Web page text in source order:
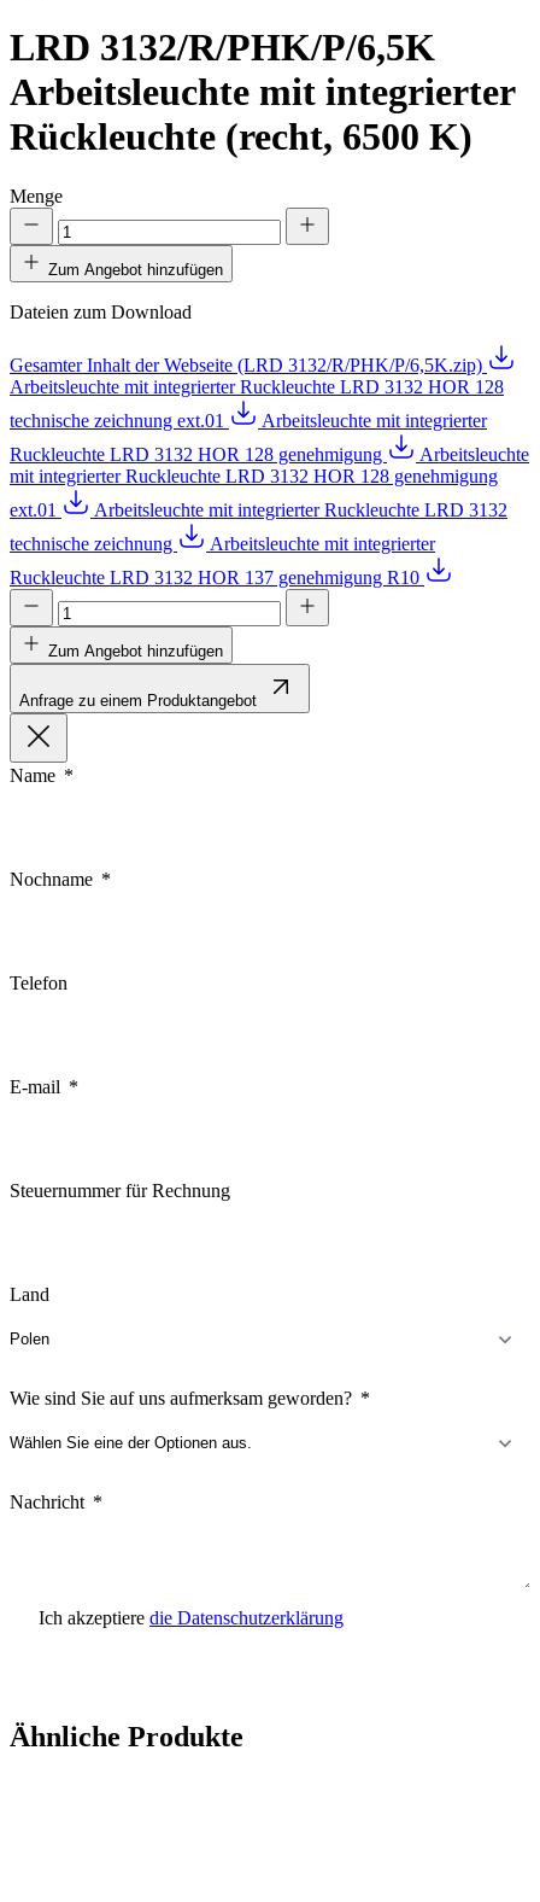
LRD 3132/R/PHK/P/6,5K
Arbeitsleuchte mit integrierter
Rückleuchte (recht, 6500 K)
Menge
Zum Angebot hinzufügen
Dateien zum Download
Gesamter Inhalt der Webseite (LRD 3132/R/PHK/P/6,5K.zip)
Arbeitsleuchte mit integrierter Ruckleuchte LRD 3132 HOR 128
technische zeichnung ext.01
Arbeitsleuchte mit integrierter
Ruckleuchte LRD 3132 HOR 128 genehmigung
Arbeitsleuchte
mit integrierter Ruckleuchte LRD 3132 HOR 128 genehmigung
ext.01
Arbeitsleuchte mit integrierter Ruckleuchte LRD 3132
technische zeichnung
Arbeitsleuchte mit integrierter
Ruckleuchte LRD 3132 HOR 137 genehmigung R10
Zum Angebot hinzufügen
Anfrage zu einem Produktangebot
Name
Nochname
Telefon
E-mail
Steuernummer für Rechnung
Land
Wie sind Sie auf uns aufmerksam geworden?
Nachricht
Ich akzeptiere die Datenschutzerklärung
Ähnliche Produkte